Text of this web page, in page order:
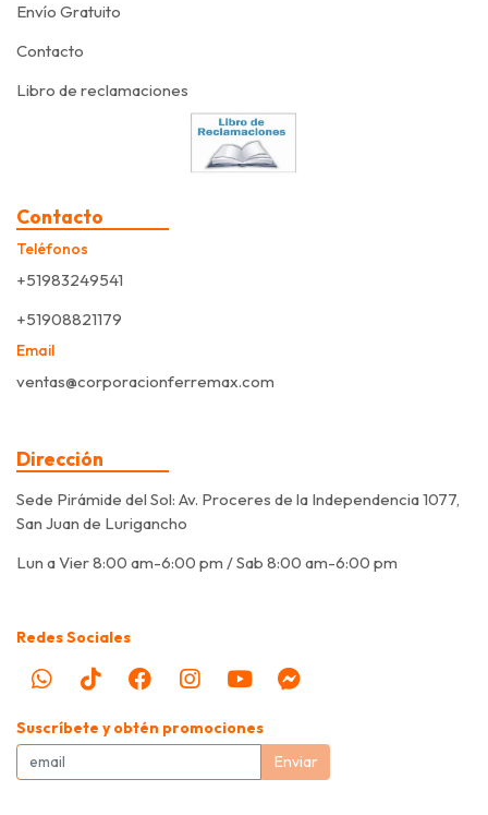
Envío Gratuito
Contacto
Libro de reclamaciones
Contacto
Teléfonos
+51983249541
+51908821179
Email
ventas@corporacionferremax.com
Dirección
Sede Pirámide del Sol: Av. Proceres de la Independencia 1077,
San Juan de Lurigancho
Lun a Vier 8:00 am-6:00 pm / Sab 8:00 am-6:00 pm
Redes Sociales
Suscríbete y obtén promociones
Enviar